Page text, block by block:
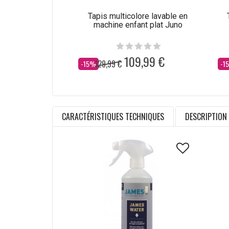
Tapis multicolore lavable en
machine enfant plat Juno
-15%
Dès 129,99 € 109,99 € -
CARACTÉRISTIQUES TECHNIQUES DESCRIPTION